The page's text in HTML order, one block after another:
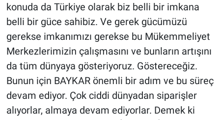
konuda da Türkiye olarak biz belli bir imkana
belli bir güce sahibiz. Ve gerek gücümüzü
gerekse imkanımızı gerekse bu Mükemmeliyet
Merkezlerimizin çalışmasını ve bunların artışını
da tüm dünyaya gösteriyoruz. Göstereceğiz.
Bunun için BAYKAR önemli bir adım ve bu süreç
devam ediyor. Çok ciddi dünyadan siparişler
alıyorlar, almaya devam ediyorlar. Demek ki